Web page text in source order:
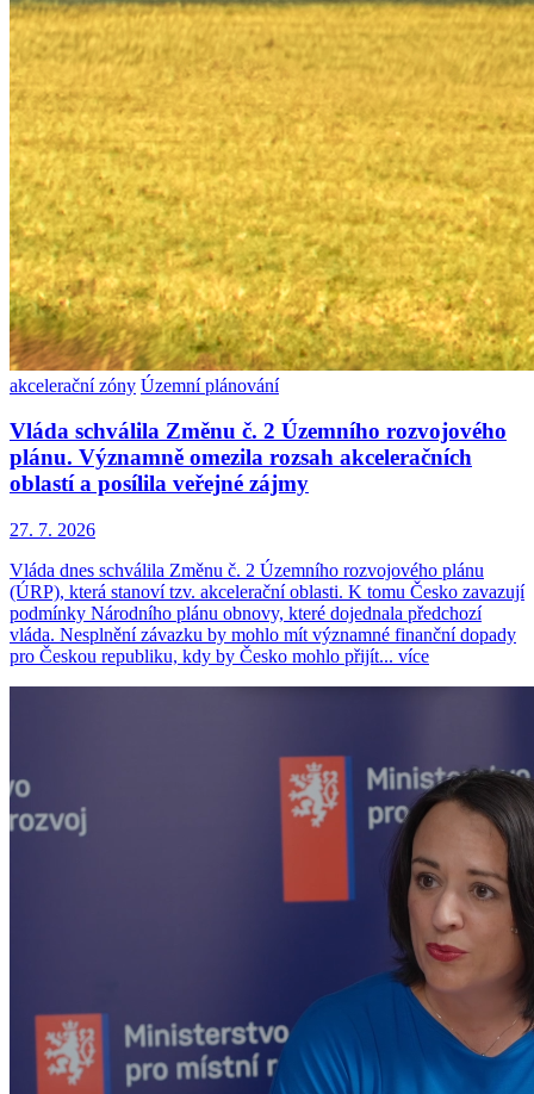
akcelerační zóny Územní plánování
Vláda schválila Změnu č. 2 Územního rozvojového
plánu. Významně omezila rozsah akceleračních
oblastí a posílila veřejné zájmy
27. 7. 2026
Vláda dnes schválila Změnu č. 2 Územního rozvojového plánu
(ÚRP), která stanoví tzv. akcelerační oblasti. K tomu Česko zavazují
podmínky Národního plánu obnovy, které dojednala předchozí
vláda. Nesplnění závazku by mohlo mít významné finanční dopady
pro Českou republiku, kdy by Česko mohlo přijít... více